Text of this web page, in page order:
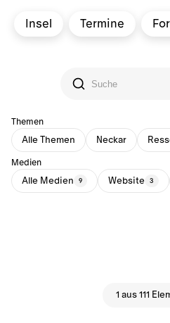
Insel Termine
Themen
Alle Themen Neckar
Medien
Alle Medien 9 Website 3
1 aus 111